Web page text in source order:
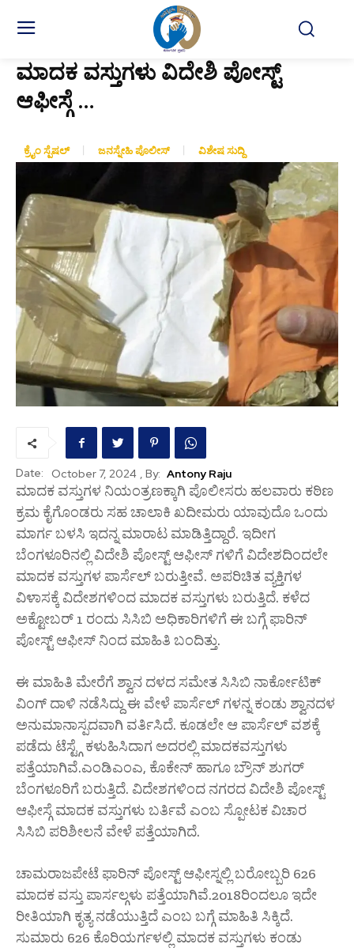
ಮಾದಕ ವಸ್ತುಗಳು ವಿದೇಶಿ ಪೋಸ್ಟ್
ಆಫೀಸ್ಗೆ …
ಕ್ರೈಂ ಸ್ಪೆಷಲ್ ಜನಸ್ನೇಹಿ ಪೊಲೀಸ್ ವಿಶೇಷ ಸುದ್ದಿ
Date: October 7, 2024 , By: Antony Raju
ಮಾದಕ ವಸ್ತುಗಳ ನಿಯಂತ್ರಣಕ್ಕಾಗಿ ಪೊಲೀಸರು ಹಲವಾರು ಕಠಿಣ
ಕ್ರಮ ಕೈಗೊಂಡರು ಸಹ ಚಾಲಾಕಿ ಖದೀಮರು ಯಾವುದೊ ಒಂದು
ಮಾರ್ಗ ಬಳಸಿ ಇದನ್ನ ಮಾರಾಟ ಮಾಡಿತ್ತಿದ್ದಾರೆ. ಇದೀಗ
ಬೆಂಗಳೂರಿನಲ್ಲಿ ವಿದೇಶಿ ಪೋಸ್ಟ್ ಆಫೀಸ್ ಗಳಿಗೆ ವಿದೇಶದಿಂದಲೇ
ಮಾದಕ ವಸ್ತುಗಳ ಪಾರ್ಸೆಲ್ ಬರುತ್ತೀವೆ. ಅಪರಿಚಿತ ವ್ಯಕ್ತಿಗಳ
ವಿಳಾಸಕ್ಕೆ ವಿದೇಶಗಳಿಂದ ಮಾದಕ ವಸ್ತುಗಳು ಬರುತ್ತಿದೆ. ಕಳೆದ
ಅಕ್ಟೋಬರ್ 1 ರಂದು ಸಿಸಿಬಿ ಅಧಿಕಾರಿಗಳಿಗೆ ಈ ಬಗ್ಗೆ ಫಾರಿನ್
ಪೋಸ್ಟ್ ಆಫೀಸ್ ನಿಂದ ಮಾಹಿತಿ ಬಂದಿತ್ತು.
ಈ ಮಾಹಿತಿ ಮೇರೆಗೆ ಶ್ವಾನ ದಳದ ಸಮೇತ ಸಿಸಿಬಿ ನಾರ್ಕೋಟಿಕ್
ವಿಂಗ್ ದಾಳಿ ನಡೆಸಿದ್ದು ಈ ವೇಳೆ ಪಾರ್ಸೆಲ್ ಗಳನ್ನ ಕಂಡು ಶ್ವಾನದಳ
ಅನುಮಾನಾಸ್ಪದವಾಗಿ ವರ್ತಿಸಿದೆ. ಕೂಡಲೇ ಆ ಪಾರ್ಸೆಲ್ ವಶಕ್ಕೆ
ಪಡೆದು ಟೆಸ್ಟ್ಗೆ ಕಳುಹಿಸಿದಾಗ ಅದರಲ್ಲಿ ಮಾದಕವಸ್ತುಗಳು
ಪತ್ತೆಯಾಗಿವೆ.ಎಂಡಿಎಂಎ, ಕೊಕೇನ್ ಹಾಗೂ ಬ್ರೌನ್ ಶುಗರ್
ಬೆಂಗಳೂರಿಗೆ ಬರುತ್ತಿದೆ. ವಿದೇಶಗಳಿಂದ ನಗರದ ವಿದೇಶಿ ಪೋಸ್ಟ್
ಆಫೀಸ್ಗೆ ಮಾದಕ ವಸ್ತುಗಳು ಬರ್ತಿವೆ ಎಂಬ ಸ್ಪೋಟಕ ವಿಚಾರ
ಸಿಸಿಬಿ ಪರಿಶೀಲನೆ ವೇಳೆ ಪತ್ತೆಯಾಗಿದೆ.
ಚಾಮರಾಜಪೇಟೆ ಫಾರಿನ್ ಪೋಸ್ಟ್ ಆಫೀಸ್ನಲ್ಲಿ ಬರೋಬ್ಬರಿ 626
ಮಾದಕ ವಸ್ತು ಪಾರ್ಸಲ್ಗಳು ಪತ್ತೆಯಾಗಿವೆ.2018ರಿಂದಲೂ ಇದೇ
ರೀತಿಯಾಗಿ ಕೃತ್ಯ ನಡೆಯುತ್ತಿದೆ ಎಂಬ ಬಗ್ಗೆ ಮಾಹಿತಿ ಸಿಕ್ಕಿದೆ.
ಸುಮಾರು 626 ಕೊರಿಯರ್ಗಳಲ್ಲಿ ಮಾದಕ ವಸ್ತುಗಳು ಕಂಡು